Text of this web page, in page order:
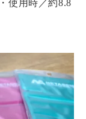
使用時／約8.8